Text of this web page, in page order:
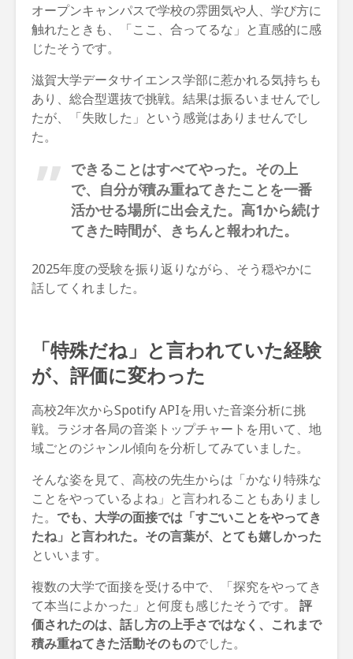
オープンキャンパスで学校の雰囲気や人、学び方に
触れたときも、「ここ、合ってるな」と直感的に感
じたそうです。
滋賀大学データサイエンス学部に惹かれる気持ちも
あり、総合型選抜で挑戦。結果は振るいませんでし
たが、「失敗した」という感覚はありませんでし
た。
できることはすべてやった。その上
で、自分が積み重ねてきたことを一番
活かせる場所に出会えた。高1から続け
てきた時間が、きちんと報われた。
2025年度の受験を振り返りながら、そう穏やかに
話してくれました。
「特殊だね」と言われていた経験
が、評価に変わった
高校2年次からSpotify APIを用いた音楽分析に挑
戦。ラジオ各局の音楽トップチャートを用いて、地
域ごとのジャンル傾向を分析してみていました。
そんな姿を見て、高校の先生からは「かなり特殊な
ことをやっているよね」と言われることもありまし
た。 でも、大学の面接では「すごいことをやってき
たね」と言われた。その言葉が、とても嬉しかった
といいます。
複数の大学で面接を受ける中で、「探究をやってき
て本当によかった」と何度も感じたそうです。 評
価されたのは、話し方の上手さではなく、これまで
積み重ねてきた活動そのものでした。